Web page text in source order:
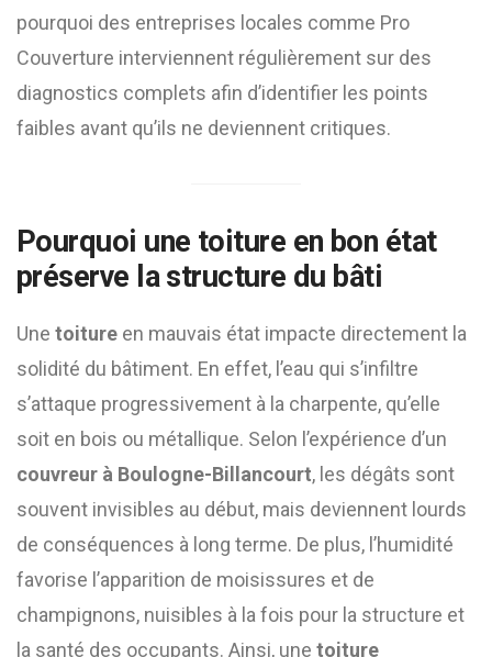
pourquoi des entreprises locales comme Pro
Couverture interviennent régulièrement sur des
diagnostics complets afin d’identifier les points
faibles avant qu’ils ne deviennent critiques.
Pourquoi une toiture en bon état
préserve la structure du bâti
Une toiture en mauvais état impacte directement la
solidité du bâtiment. En effet, l’eau qui s’infiltre
s’attaque progressivement à la charpente, qu’elle
soit en bois ou métallique. Selon l’expérience d’un
couvreur à Boulogne-Billancourt, les dégâts sont
souvent invisibles au début, mais deviennent lourds
de conséquences à long terme. De plus, l’humidité
favorise l’apparition de moisissures et de
champignons, nuisibles à la fois pour la structure et
la santé des occupants. Ainsi, une toiture